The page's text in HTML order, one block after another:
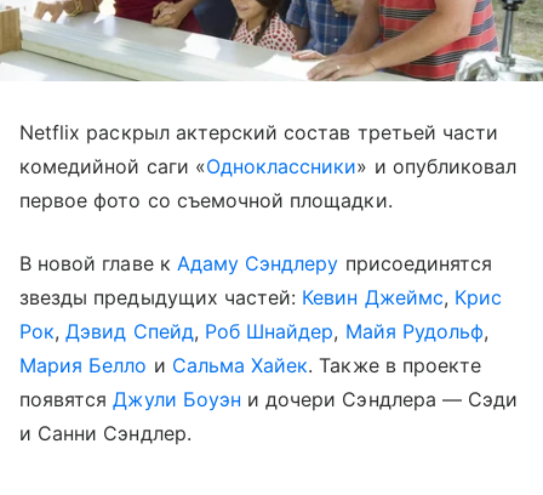
Netflix раскрыл актерский состав третьей части
комедийной саги «Одноклассники» и опубликовал
первое фото со съемочной площадки.
В новой главе к Адаму Сэндлеру присоединятся
звезды предыдущих частей: Кевин Джеймс, Крис
Рок,Дэвид Спейд, Роб Шнайдер, Майя Рудольф,
Мария Белло и Сальма Хайек. Также в проекте
появятсяДжули Боуэн и дочери Сэндлера — Сэди
и Санни Сэндлер.